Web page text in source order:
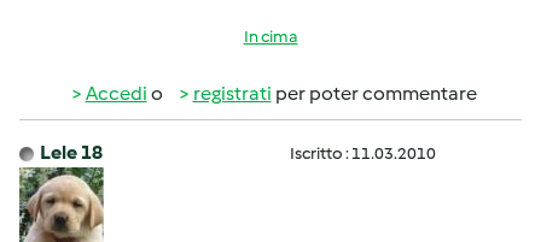
In cima
Accedi o registrati per poter commentare
Lele 18 Iscritto : 11.03.2010